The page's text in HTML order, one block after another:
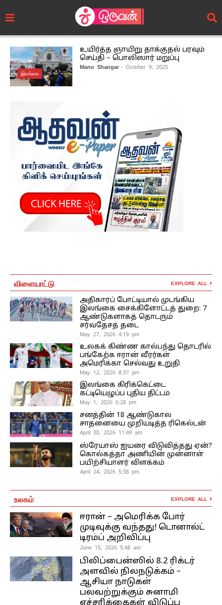
இலங்கை
உயிர்த்த ஞாயிறு தாக்குதல் பரவும்
செய்தி – பொலிஸார் மறுப்பு
Mano Shangar - October 9, 2025
விளையாட்டு EXPLORE ALL
அதிகாரப் போட்டியால் முடங்கிய
இலங்கை சைக்கிளோட்டத் துறை: 7
ஆண்டுகளாகத் தொடரும்
சர்வதேசத் தடை
May 27, 2026 4:19 pm
உலகக் கிண்ண கால்பந்து தொடரில்
பங்கேற்க ஈரான் வீரர்கள்
அமெரிக்கா செல்வது உறுதி
May 12, 2026 8:37 pm
இலங்கை கிரிக்கெட்டை
கட்டியெழுப்ப புதிய திட்டம்
May 1, 2026 6:28 pm
சனத்தின் 18 ஆண்டுகால
சாதனையை முறியடித்த ரிகெல்டன்
April 30, 2026 11:49 am
ஸ்ரேயாஸ் ஐயரை விடுவித்தது ஏன்?
கொல்கத்தா அணியின் முன்னாள்
பயிற்சியாளர் விளக்கம்
April 24, 2026 5:38 pm
உலகம் EXPLORE ALL
ஈரான் – அமெரிக்க போர்
முடிவுக்கு வந்தது! டொனால்ட்
டிரம்ப் அறிவிப்பு
June 15, 2026 5:48 am
பிலிப்பைன்ஸில் 8.2 ரிக்டர்
அளவில் நிலநடுக்கம் –
ஆசியா நாடுகள்
பலவற்றுக்கும் சுனாமி
எச்சரிக்கைகள் விடுப்பு